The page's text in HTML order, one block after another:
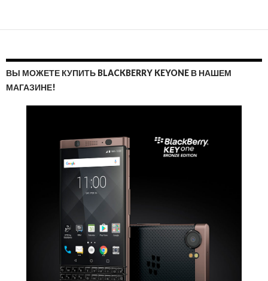
ВЫ МОЖЕТЕ КУПИТЬ BLACKBERRY KEYONE В НАШЕМ
МАГАЗИНЕ!